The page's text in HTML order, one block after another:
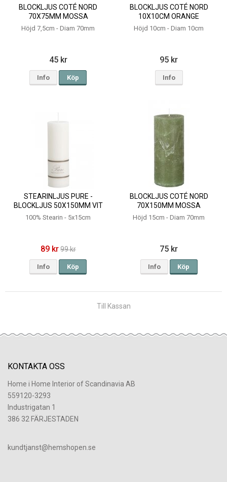
BLOCKLJUS COTÉ NORD
70X75MM MOSSA
Höjd 7,5cm - Diam 70mm
45 kr
Info Köp
BLOCKLJUS COTÉ NORD
10X10CM ORANGE
Höjd 10cm - Diam 10cm
95 kr
Info
STEARINLJUS PURE -
BLOCKLJUS 50X150MM VIT
100% Stearin - 5x15cm
89 kr99 kr
Info Köp
BLOCKLJUS COTÉ NORD
70X150MM MOSSA
Höjd 15cm - Diam 70mm
75 kr
Info Köp
Till Kassan
KONTAKTA OSS
Home i Home Interior of Scandinavia AB
559120-3293
Industrigatan 1
386 32 FÄRJESTADEN
​kundtjanst@hemshopen.se